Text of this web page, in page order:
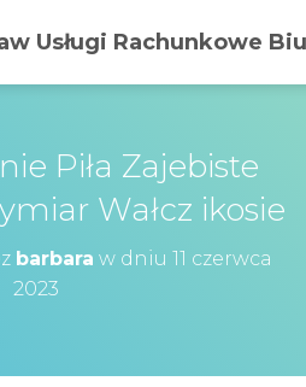
Usługi Rachunkowe
Piła Zajebiste
Wałcz ikosie
barbara w dniu 11 czerwca
2023